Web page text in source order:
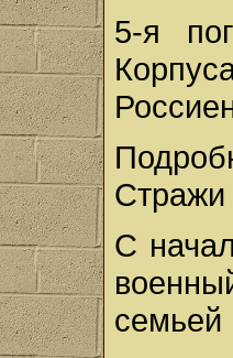
5-я
Стражи
С
семьей